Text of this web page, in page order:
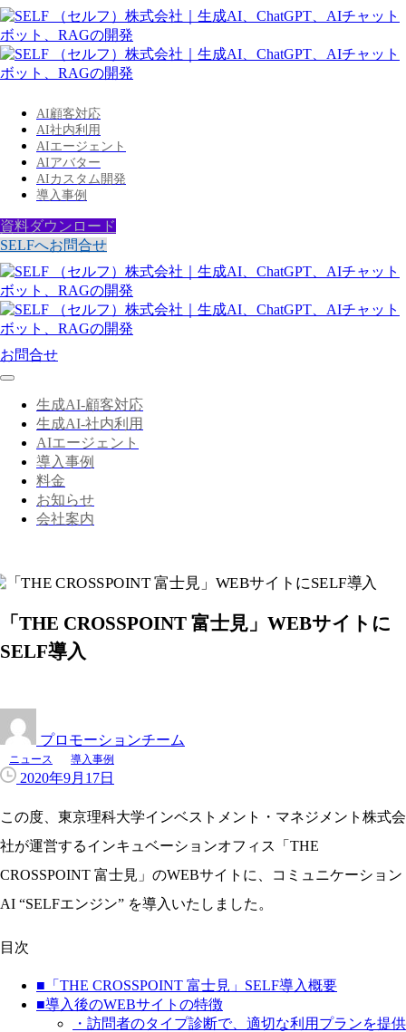
AI顧客対応
AI社内利用
AIエージェント
AIアバター
AIカスタム開発
導入事例
資料ダウンロード
SELFへお問合せ
お問合せ
生成AI-顧客対応
生成AI-社内利用
AIエージェント
導入事例
料金
お知らせ
会社案内
「THE CROSSPOINT 富士見」WEBサイトに
SELF導入
プロモーションチーム
ニュース 導入事例
2020年9月17日
この度、東京理科大学インベストメント・マネジメント株式会
社が運営するインキュベーションオフィス「THE
CROSSPOINT 富士見」のWEBサイトに、コミュニケーション
AI “SELFエンジン” を導入いたしました。
目次
■「THE CROSSPOINT 富士見」SELF導入概要
■導入後のWEBサイトの特徴
・訪問者のタイプ診断で、適切な利用プランを提供